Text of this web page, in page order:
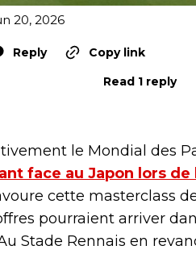
20, 2026
Reply
Copy link
Read 1 reply
le Mondial des
face au Japon lors
cette masterclass
pourraient arriver
Stade Rennais en